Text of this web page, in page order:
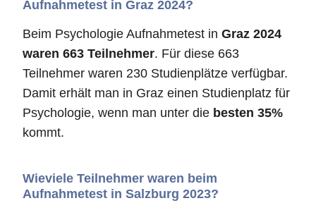
Aufnahmetest in Graz 2024?
Beim Psychologie Aufnahmetest in Graz 2024
waren 663 Teilnehmer. Für diese 663
Teilnehmer waren 230 Studienplätze verfügbar.
Damit erhält man in Graz einen Studienplatz für
Psychologie, wenn man unter die besten 35%
kommt.
Wieviele Teilnehmer waren beim
Aufnahmetest in Salzburg 2023?